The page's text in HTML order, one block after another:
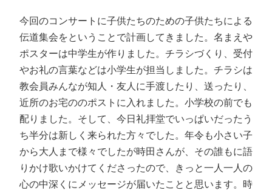
今回のコンサートに子供たちのための子供たちによる
伝道集会をということで計画してきました。名まえや
ポスターは中学生が作りました。チラシづくり、受付
やお礼の言葉などは小学生が担当しました。チラシは
教会員みんなが知人・友人に手渡したり、送ったり、
近所のお宅ののポストに入れました。小学校の前でも
配りました。そして、今日礼拝堂でいっぱいだったう
ち半分は新しく来られた方々でした。年令も小さい子
から大人まで様々でしたが時田さんが、その誰もに語
りかけ歌いかけてくださったので、きっと一人一人の
心の中深くにメッセージが届いたことと思います。時